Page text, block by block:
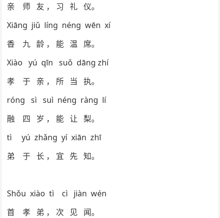
亲 师 友 ， 习 礼 仪。
Xiāng jiǔ líng néng wēn xí
香 九 龄 ， 能 温 席。
Xiào yú qīn suǒ dāng zhí
孝 于 亲 ， 所 当 执。
róng sì suì néng ràng lí
融 四 岁 ， 能 让 梨。
tì yú zhǎng yí xiān zhī
弟 于 长 ， 宜 先 知。
Shǒu xiào tì cì jiàn wén
首 孝 弟 ， 次 见 闻。